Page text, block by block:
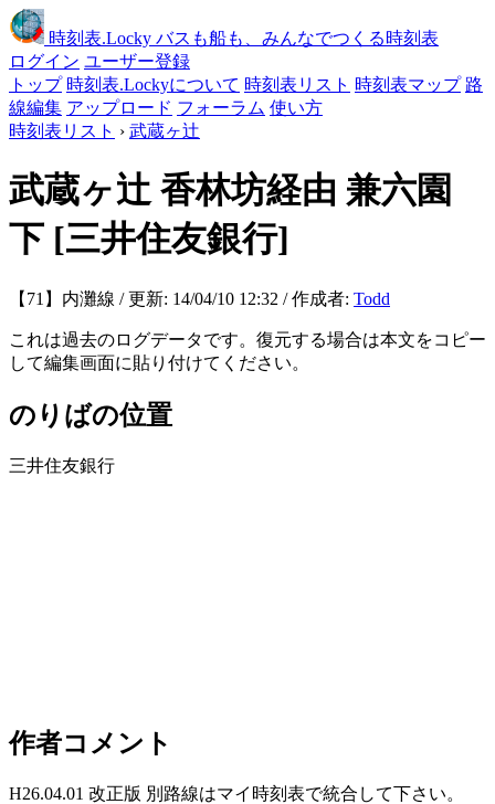
時刻表.Locky バスも船も、みんなでつくる時刻表
ログイン ユーザー登録
トップ 時刻表.Lockyについて 時刻表リスト 時刻表マップ 路
線編集 アップロード フォーラム 使い方
時刻表リスト › 武蔵ヶ辻
武蔵ヶ辻香林坊経由 兼六園
下 [三井住友銀行]
【71】内灘線 / 更新: 14/04/10 12:32 / 作成者: Todd
これは過去のログデータです。復元する場合は本文をコピー
して編集画面に貼り付けてください。
のりばの位置
三井住友銀行
作者コメント
H26.04.01 改正版 別路線はマイ時刻表で統合して下さい。